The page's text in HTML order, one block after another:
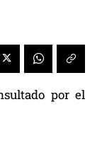
por el